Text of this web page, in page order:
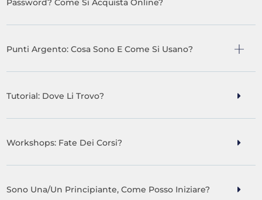
Password? Come Si Acquista Online?
Punti Argento: Cosa Sono E Come Si Usano?
Tutorial: Dove Li Trovo?
Workshops: Fate Dei Corsi?
Sono Una/un Principiante, Come Posso Iniziare?